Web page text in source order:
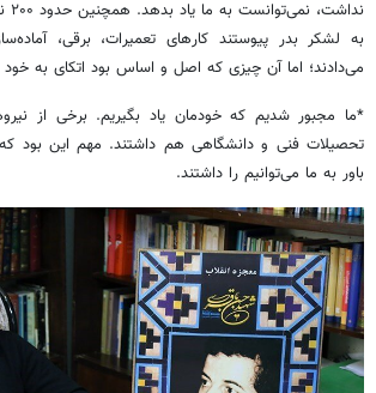
به لشکر بدر پیوستند کارهای تعمیرات، برقی،
می‌دادند؛ اما آن چیزی که اصل و اساس بود اتکای به خود
*ما مجبور شدیم که خودمان یاد بگیریم. برخی از
تحصیلات فنی و دانشگاهی هم داشتند. مهم این بود که
باور به ما می‌توانیم را داشتند.